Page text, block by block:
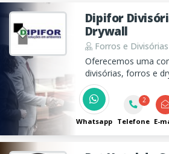
Dipifor
Drywall
Forros e Divisórias
Oferecemos uma
divisórias, forros e
escritório um
confortável e
Whatsapp
2
Telefone E-